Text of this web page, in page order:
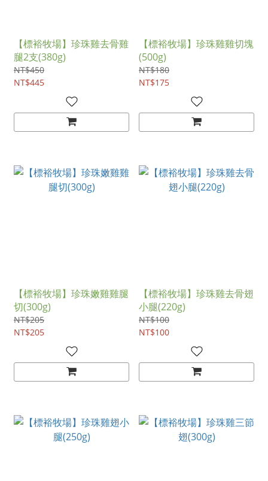
【標裕牧場】珍珠雞去骨雞
腿2支(380g)
NT$450
NT$445
【標裕牧場】珍珠雞雞切塊
(500g)
NT$180
NT$175
【標裕牧場】珍珠嫩雞雞腿
切(300g)
NT$205
NT$205
【標裕牧場】珍珠雞去骨翅
小腿(220g)
NT$100
NT$100